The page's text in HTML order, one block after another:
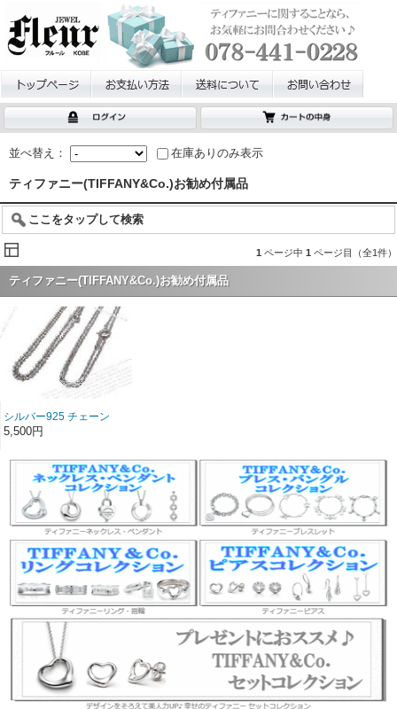
並べ替え： 在庫ありのみ表示
ティファニー(TIFFANY&Co.)お勧め付属品
ここをタップして検索
1 ページ中 1 ページ目（全1件）
ティファニー(TIFFANY&Co.)お勧め付属品
シルバー925 チェーン
（ロジウム加工無し）
5,500円